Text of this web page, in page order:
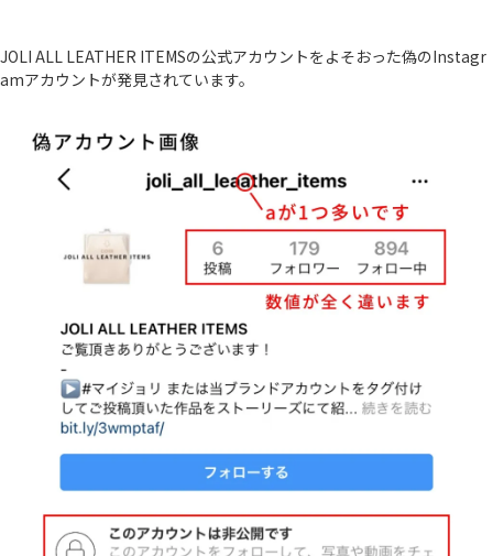
JOLI ALL LEATHER ITEMSの公式アカウントをよそおった偽のInstagr
amアカウントが発見されています。